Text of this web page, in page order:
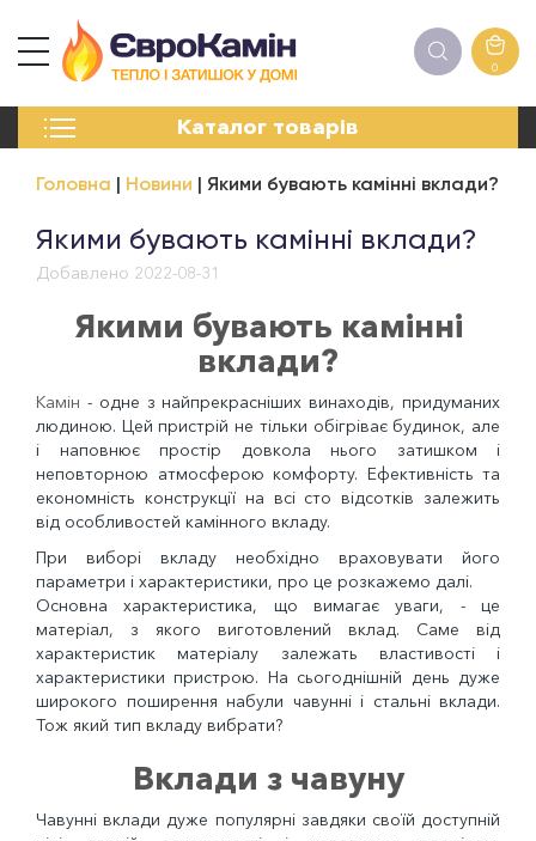
0
Каталог товарів
ПЕЧІ
ЕЛЕКТРОКАМІНИ
АКСЕСУАРИ
ХІМІЯ
ЕНЕРГОСИСТЕМИ
Головна Новини Якими бувають камінні вклади?
Якими бувають камінні вклади?
Добавлено 2022-08-31
Якими бувають камінні
вклади?
Камін - одне з найпрекрасніших винаходів, придуманих
людиною. Цей пристрій не тільки обігріває будинок, але
і наповнює простір довкола нього затишком і
неповторною атмосферою комфорту. Ефективність та
економність конструкції на всі сто відсотків залежить
від особливостей камінного вкладу.
При виборі вкладу необхідно враховувати його
параметри і характеристики, про це розкажемо далі.
Основна характеристика, що вимагає уваги, - це
матеріал, з якого виготовлений вклад. Саме від
характеристик матеріалу залежать властивості і
характеристики пристрою. На сьогоднішній день дуже
широкого поширення набули чавунні і стальні вклади.
Тож який тип вкладу вибрати?
Вклади з чавуну
Чавунні вклади дуже популярні завдяки своїй доступній